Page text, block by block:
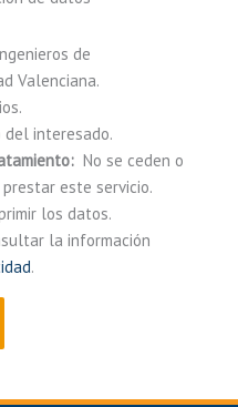
de
Valenciana.
del interesado.
No se ceden o
este servicio.
los datos.
la información
.